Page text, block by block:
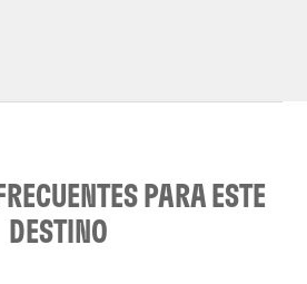
PARA ESTE
DESTINO